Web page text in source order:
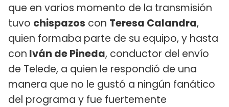
que en varios momento de la transmisión
tuvo chispazos con Teresa Calandra,
quien formaba parte de su equipo, y hasta
con Iván de Pineda, conductor del envío
de Telede, a quien le respondió de una
manera que no le gustó a ningún fanático
del programa y fue fuertemente